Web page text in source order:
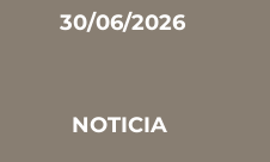
30/06/2026
NOTICIA